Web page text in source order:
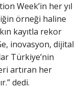
Week’in her yıl
örneği haline
kayıtla rekor
inovasyon, dijital
Türkiye’nin
artıran her
dedi.